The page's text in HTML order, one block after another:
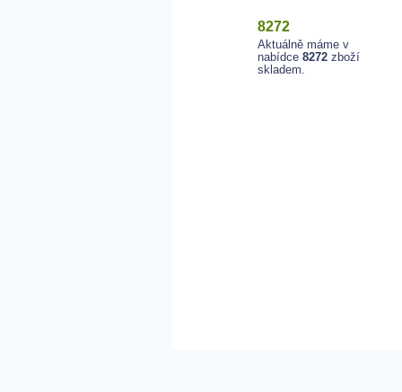
8272
Aktuálně máme v
nabídce 8272 zboží
skladem.